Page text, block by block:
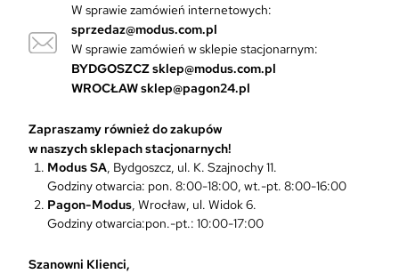
ó
w
.
O
p
j
e
m
o
ż
n
W sprawie zamówień internetowych:
sprzedaz@modus.com.pl
W sprawie zamówień w sklepie stacjonarnym:
BYDGOSZCZsklep@modus.com.pl
WROCŁAWsklep@pagon24.pl
Zapraszamy również do zakupów
w naszych sklepach stacjonarnych!
Modus SA, Bydgoszcz, ul. K. Szajnochy 11.
Godziny otwarcia: pon. 8:00-18:00, wt.-pt. 8:00-16:00
Pagon-Modus, Wrocław, ul. Widok 6.
Godziny otwarcia:pon.-pt.: 10:00-17:00
Szanowni Klienci,